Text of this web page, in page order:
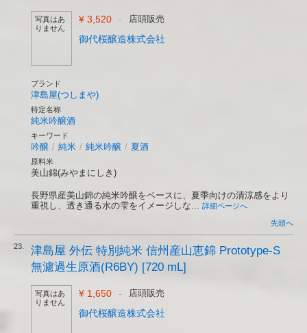
写真はあ
りません
¥ 3,520 - 店頭販売
御代桜醸造株式会社
ブランド
津島屋(つしまや)
特定名称
純米吟醸酒
キーワード
吟醸 / 純米 / 純米吟醸 / 夏酒
原料米
美山錦(みやまにしき)
長野県産美山錦の純米吟醸をベースに、夏季向けの清涼感をより
重視し、透き通る水の雫をイメージしな... 詳細ページへ
先頭へ
23.
津島屋 外伝 特別純米 信州産山恵錦 Prototype-S
無濾過生原酒(R6BY) [720 mL]
写真はあ
りません
¥ 1,650 - 店頭販売
御代桜醸造株式会社